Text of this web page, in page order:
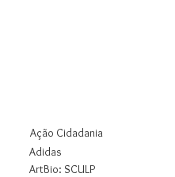
Ação Cidadania
Adidas
ArtBio: SCULP